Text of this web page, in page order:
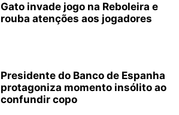
Gato invade jogo na Reboleira e
rouba atenções aos jogadores
Presidente do Banco de Espanha
protagoniza momento insólito ao
confundir copo